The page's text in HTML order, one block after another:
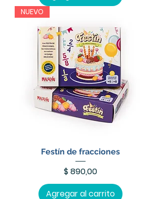
NUEVO
Festín de fracciones
Precio
$ 890,00
Agregar al carrito